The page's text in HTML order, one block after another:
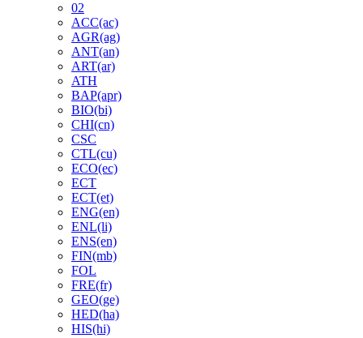
02
ACC(ac)
AGR(ag)
ANT(an)
ART(ar)
ATH
BAP(apr)
BIO(bi)
CHI(cn)
CSC
CTL(cu)
ECO(ec)
ECT
ECT(et)
ENG(en)
ENL(li)
ENS(en)
FIN(mb)
FOL
FRE(fr)
GEO(ge)
HED(ha)
HIS(hi)